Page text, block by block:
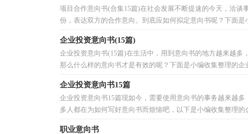
项目合作意向书(合集15篇)在社会发展不断提速的今天，洽谈
份，表达双方的合作意向。到底应如何拟定意向书呢？下面是
企业投资意向书(15篇)
企业投资意向书(15篇)在生活中，用到意向书的地方越来越多
那么什么样的意向书才是有效的呢？下面是小编收集整理的企
企业投资意向书15篇
企业投资意向书15篇现如今，需要使用意向书的事务越来越
多人都在为如何写好意向书而烦恼吧，以下是小编收集整理的
职业意向书